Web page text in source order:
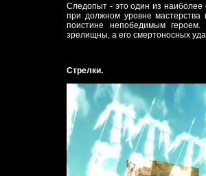
Следопыт - это один из наиболее
при должном уровне мастерства
поистине непобедимым
зрелищны, а его смертоносных
Стрелки.